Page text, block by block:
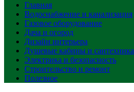
Главная
Водоснабжение и канализация
Газовое оборудование
Дача и огород
Дизайн интерьера
Душевые кабины и сантехника
Электрика и безопасность
Строительство и ремонт
Полезное